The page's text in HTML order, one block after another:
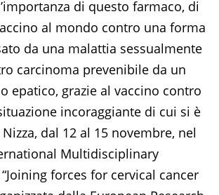
di questo farmaco, di
al mondo contro una forma
da una malattia sessualmente
carcinoma prevenibile da un
epatico, grazie al vaccino contro
incoraggiante di cui si è
dal 12 al 15 novembre, nel
Multidisciplinary
forces for cervical cancer